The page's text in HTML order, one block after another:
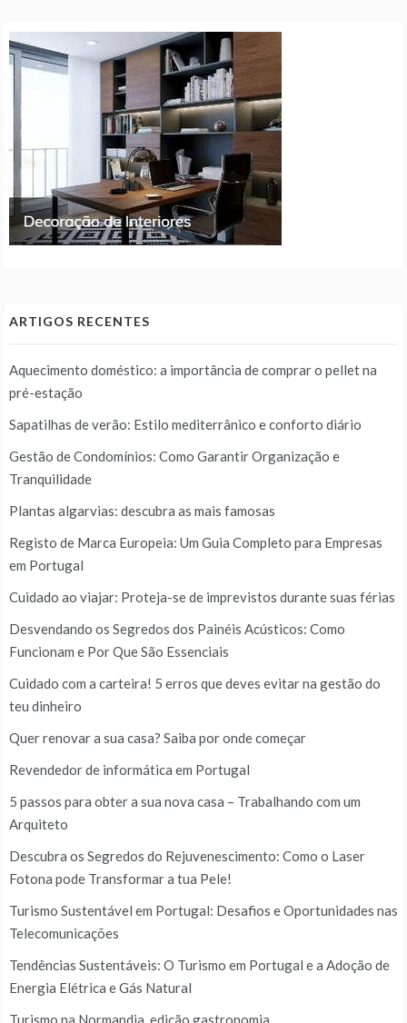
ARTIGOS RECENTES
Aquecimento doméstico: a importância de comprar o pellet na
pré-estação
Sapatilhas de verão: Estilo mediterrânico e conforto diário
Gestão de Condomínios: Como Garantir Organização e
Tranquilidade
Plantas algarvias: descubra as mais famosas
Registo de Marca Europeia: Um Guia Completo para Empresas
em Portugal
Cuidado ao viajar: Proteja-se de imprevistos durante suas férias
Desvendando os Segredos dos Painéis Acústicos: Como
Funcionam e Por Que São Essenciais
Cuidado com a carteira! 5 erros que deves evitar na gestão do
teu dinheiro
Quer renovar a sua casa? Saiba por onde começar
Revendedor de informática em Portugal
5 passos para obter a sua nova casa – Trabalhando com um
Arquiteto
Descubra os Segredos do Rejuvenescimento: Como o Laser
Fotona pode Transformar a tua Pele!
Turismo Sustentável em Portugal: Desafios e Oportunidades nas
Telecomunicações
Tendências Sustentáveis: O Turismo em Portugal e a Adoção de
Energia Elétrica e Gás Natural
Turismo na Normandia, edição gastronomia